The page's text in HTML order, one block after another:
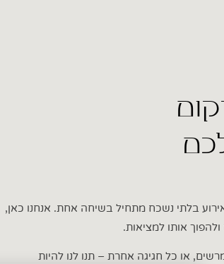
בלתי נשכח מתחיל בשיחה אחת. אנחנו כאן,
אותו למציאות.
או כל חגיגה אחרת – תנו לנו להיות